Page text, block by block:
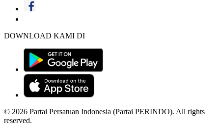
DOWNLOAD KAMI DI
© 2026 Partai Persatuan Indonesia (Partai PERINDO). All rights
reserved.